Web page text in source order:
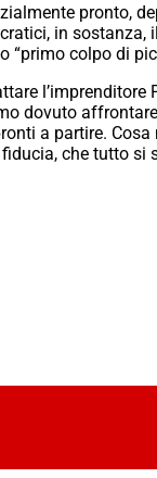
pronto,
in
colpo di
dovuto
a partire.
che tutto si